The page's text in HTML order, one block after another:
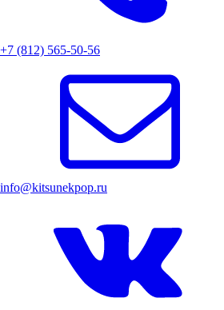
+7 (812) 565-50-56
info@kitsunekpop.ru